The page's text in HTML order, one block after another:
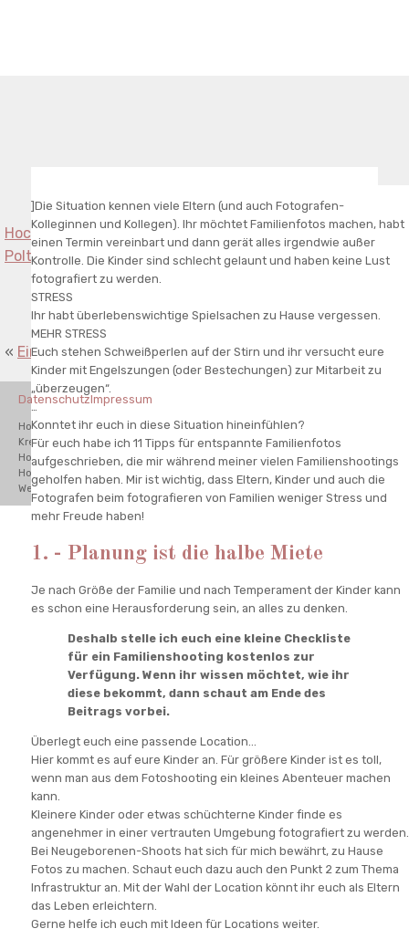
]Die Situation kennen viele Eltern (und auch Fotografen-
Kolleginnen und Kollegen). Ihr möchtet Familienfotos machen, habt
einen Termin vereinbart und dann gerät alles irgendwie außer
Kontrolle. Die Kinder sind schlecht gelaunt und haben keine Lust
fotografiert zu werden.
STRESS
Ihr habt überlebenswichtige Spielsachen zu Hause vergessen.
MEHR STRESS
Euch stehen Schweißperlen auf der Stirn und ihr versucht eure
Kinder mit Engelszungen (oder Bestechungen) zur Mitarbeit zu
„überzeugen“.
…
Konntet ihr euch in diese Situation hineinfühlen?
Für euch habe ich 11 Tipps für entspannte Familienfotos
aufgeschrieben, die mir während meiner vielen Familienshootings
geholfen haben. Mir ist wichtig, dass Eltern, Kinder und auch die
Fotografen beim fotografieren von Familien weniger Stress und
mehr Freude haben!
1. - Planung ist die halbe Miete
Je nach Größe der Familie und nach Temperament der Kinder kann
es schon eine Herausforderung sein, an alles zu denken.
Deshalb stelle ich euch eine kleine Checkliste
für ein Familienshooting kostenlos zur
Verfügung. Wenn ihr wissen möchtet, wie ihr
diese bekommt, dann schaut am Ende des
Beitrags vorbei.
Überlegt euch eine passende Location...
Hier kommt es auf eure Kinder an. Für größere Kinder ist es toll,
wenn man aus dem Fotoshooting ein kleines Abenteuer machen
kann.
Kleinere Kinder oder etwas schüchterne Kinder finde es
angenehmer in einer vertrauten Umgebung fotografiert zu werden.
Bei Neugeborenen-Shoots hat sich für mich bewährt, zu Hause
Fotos zu machen. Schaut euch dazu auch den Punkt 2 zum Thema
Infrastruktur an. Mit der Wahl der Location könnt ihr euch als Eltern
das Leben erleichtern.
Gerne helfe ich euch mit Ideen für Locations weiter.
Hochzeitsfotograf Bad Kreuznach Bayrischer
Polterabend von Jasmin und Alex in Norheim»
« Ein Lebenszeichen und das erste Zeitschriftencover
DatenschutzImpressum
Hochzeitsfotograf Waghäusel, Hochzeitsfotograf Bad
Kreuznach,Hochzeitsfotograf Karlsruhe,Hochzeitsfotograf Schwetzingen,
Hochzeitsfotograf Odenwald, Hochzeitsfotograf Mannheim,
Hochzeitsfotograf Hamburg, Hochzeitsfotograf München. Destination
Wedding Photographer.